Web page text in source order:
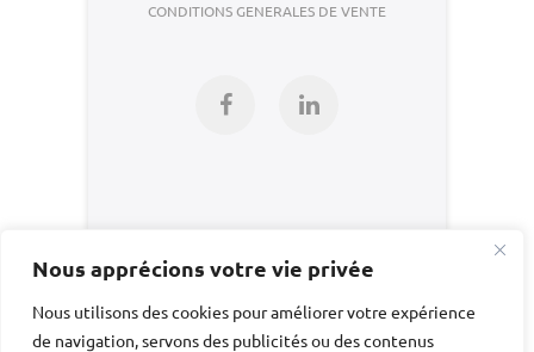
Nous apprécions votre vie privée
Nous utilisons des cookies pour améliorer votre expérience
de navigation, servons des publicités ou des contenus
CONDITIONS GENERALES DE VENTE
FacebookLinkedIn